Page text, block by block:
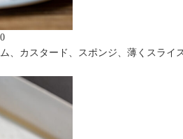
、カスタード、スポンジ、薄くスライ